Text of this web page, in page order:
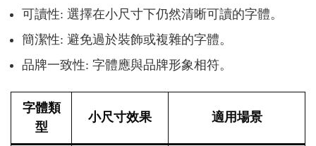
可讀性: 選擇在小尺寸下仍然清晰可讀的字體。
簡潔性: 避免過於裝飾或複雜的字體。
品牌一致性: 字體應與品牌形象相符。
字體類
型
小尺寸效果 適用場景